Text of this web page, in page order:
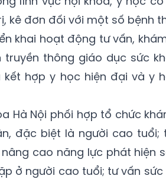
kê đơn đối với một số bệnh
khai hoạt động tư vấn,
thông giáo dục sức
hợp y học hiện đại và y
Hà Nội phối hợp tổ chức
đặc biệt là người cao tuổi;
cao năng lực phát hiện
ở người cao tuổi; tư vấn sức